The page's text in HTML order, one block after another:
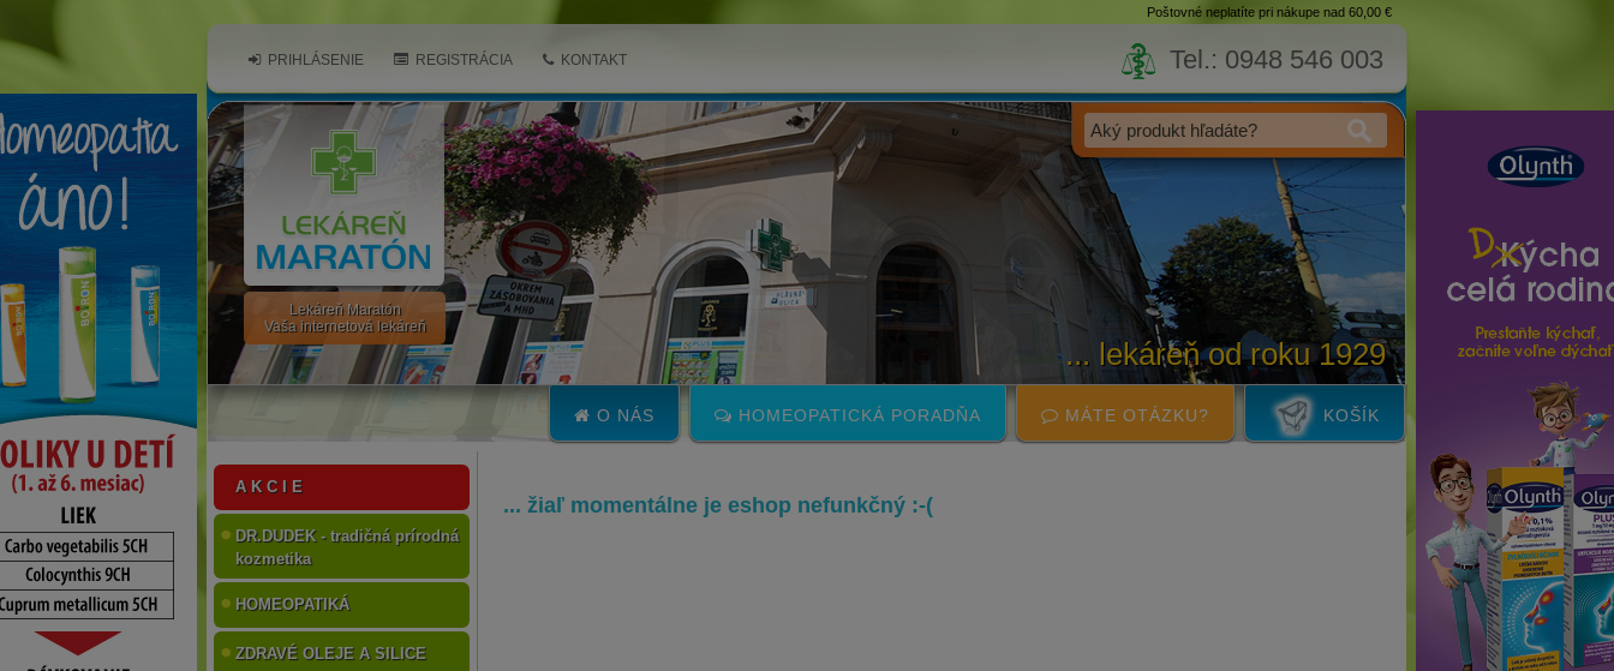
Lekáreň Maratón
Vaša internetová lekáreň
PRIHLÁSENIE REGISTRÁCIA KONTAKT
KOŠÍK
MÁTE OTÁZKU?
HOMEOPATICKÁ PORADŇA
O NÁS
Poštovné neplatíte pri nákupe nad 60,00 €
A K C I E
DR.DUDEK - tradičná prírodná
kozmetika
HOMEOPATIKÁ
ZDRAVÉ OLEJE A SILICE
... žiaľ momentálne je eshop nefunkčný :-(
Tel.: 0948 546 003
... lekáreň od roku 1929